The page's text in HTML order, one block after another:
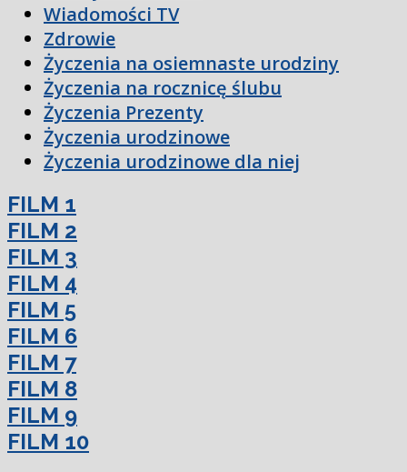
Wiadomości TV
Zdrowie
Życzenia na osiemnaste urodziny
Życzenia na rocznicę ślubu
Życzenia Prezenty
Życzenia urodzinowe
Życzenia urodzinowe dla niej
FILM 1
FILM 2
FILM 3
FILM 4
FILM 5
FILM 6
FILM 7
FILM 8
FILM 9
FILM 10